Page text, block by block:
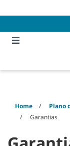
to
to
menu
Home
Plano
Garantias